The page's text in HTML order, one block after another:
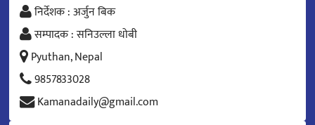
निर्देशक : अर्जुन बिक
सम्पादक : सनिउल्ला धोबी
Pyuthan, Nepal
9857833028
Kamanadaily@gmail.com